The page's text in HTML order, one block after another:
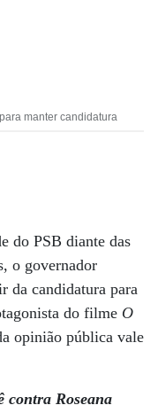
manter candidatura
do PSB diante das
o governador
da candidatura para
do filme O
opinião pública vale
contra Roseana